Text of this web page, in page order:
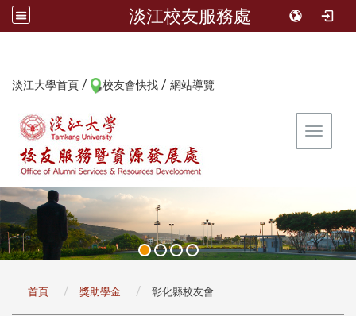
淡江校友服務處
淡江大學首頁 / 校友會快找 / 網站導覽
Toggle
首頁 獎助學金 彰化縣校友會